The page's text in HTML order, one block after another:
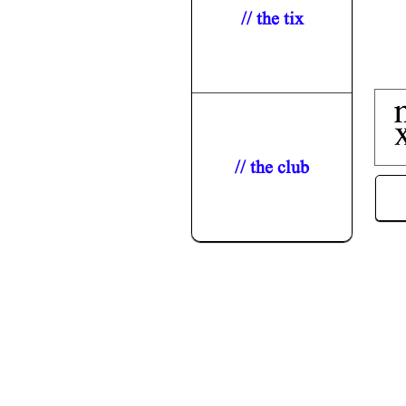
// the tix
// the club